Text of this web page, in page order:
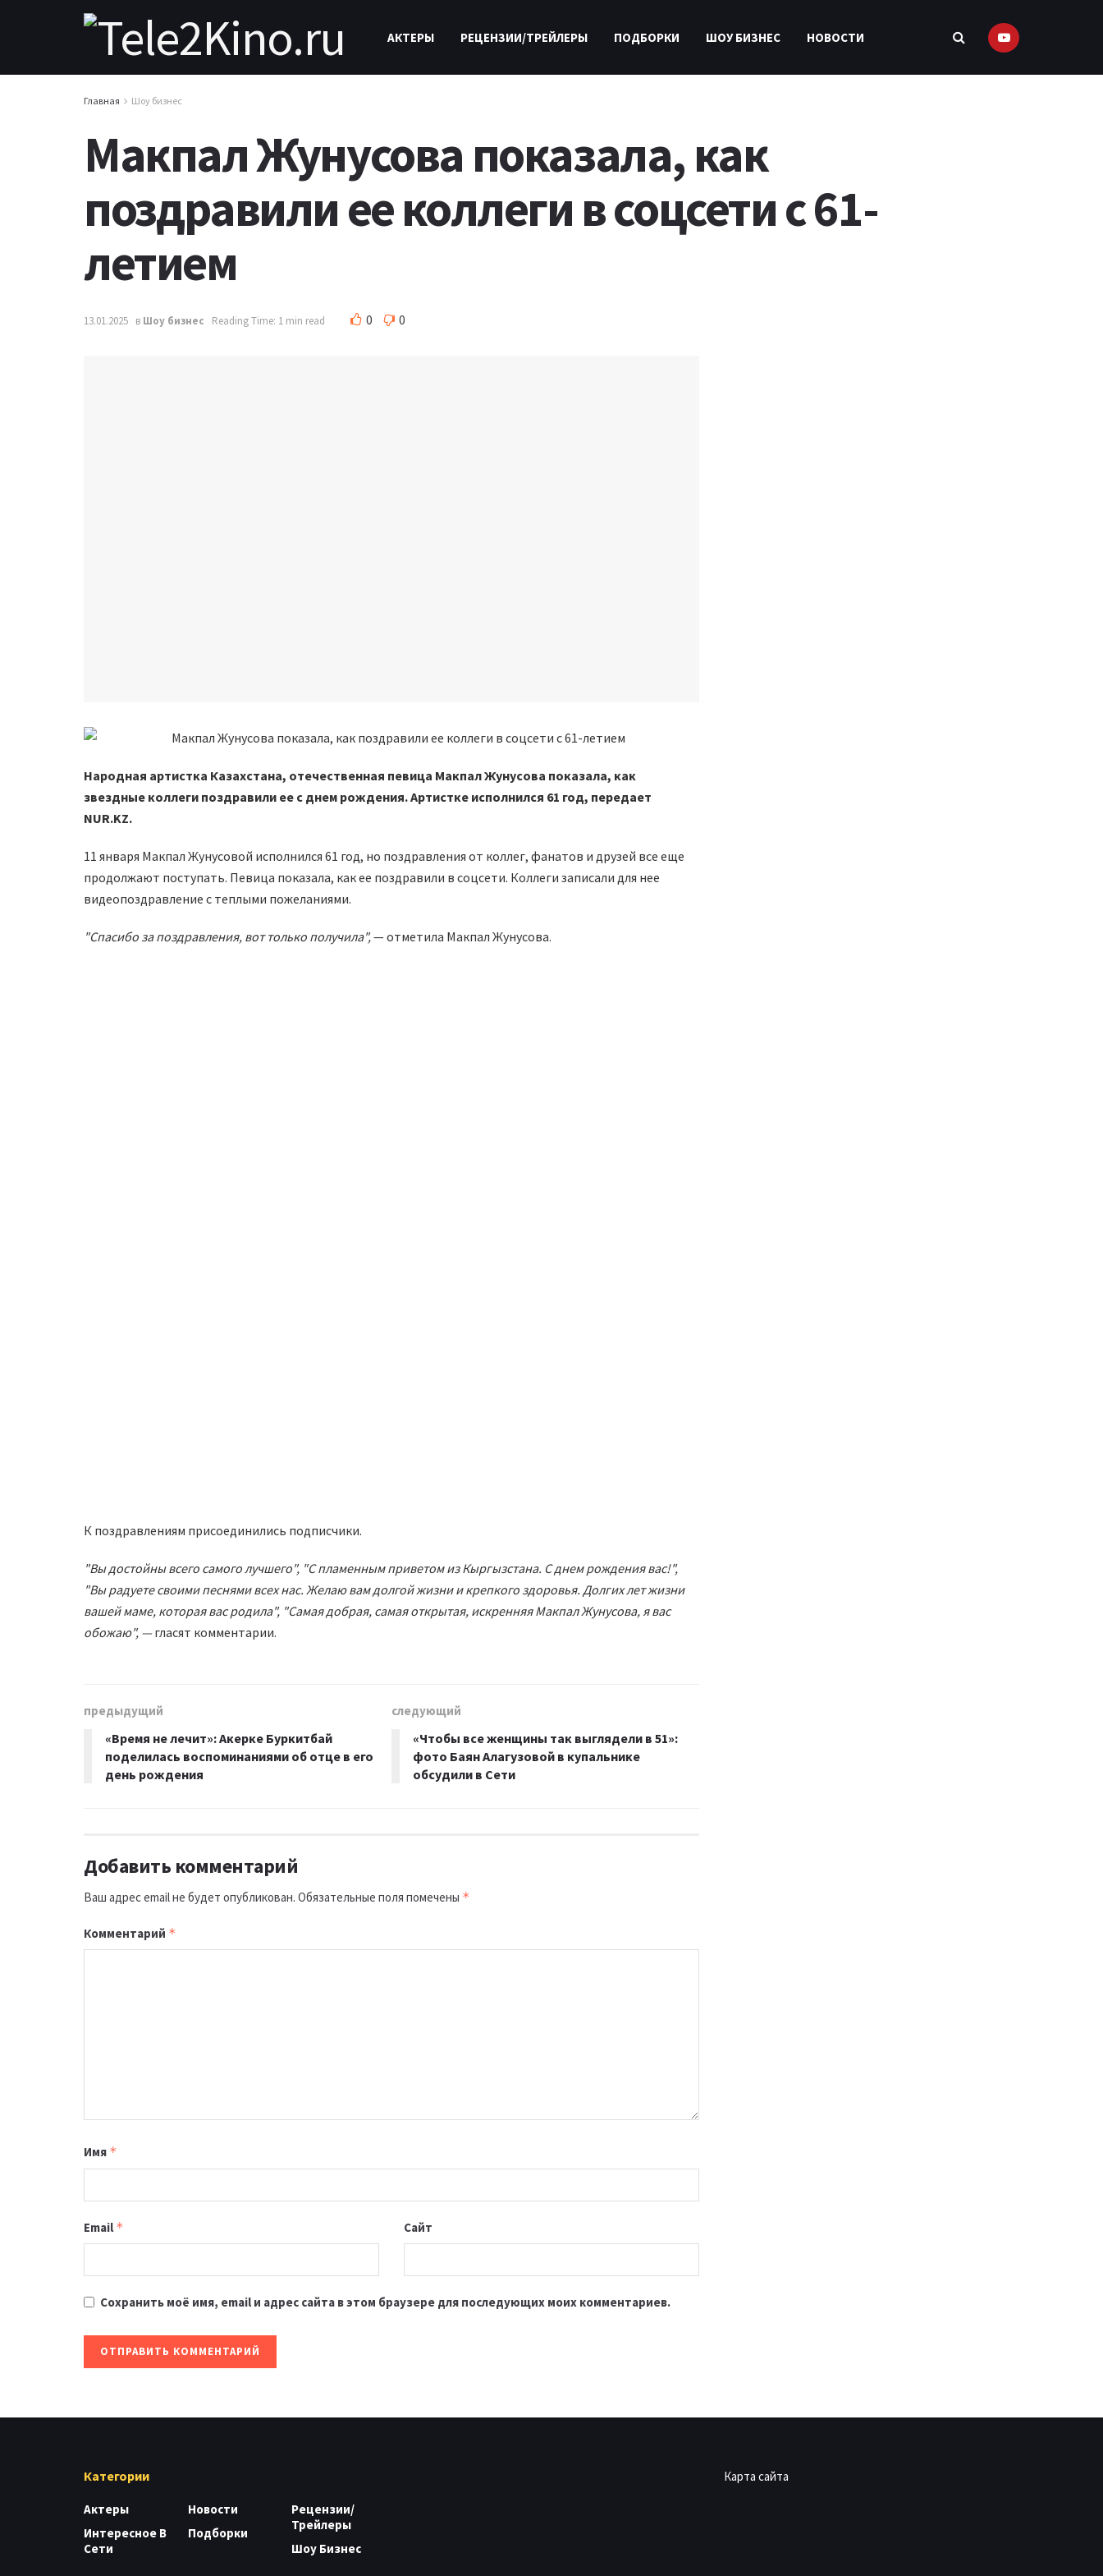
АКТЕРЫ РЕЦЕНЗИИ/ТРЕЙЛЕРЫ ПОДБОРКИ ШОУ БИЗНЕС НОВОСТИ
Главная Шоу бизнес
Макпал Жунусова показала, как
поздравили ее коллеги в соцсети с 61-
летием
13.01.2025 в Шоу бизнес Reading Time: 1 min read 0 0
Народная артистка Казахстана, отечественная певица Макпал Жунусова показала, как
звездные коллеги поздравили ее с днем рождения. Артистке исполнился 61 год, передает
NUR.KZ.
11 января Макпал Жунусовой исполнился 61 год, но поздравления от коллег, фанатов и друзей все еще
продолжают поступать. Певица показала, как ее поздравили в соцсети. Коллеги записали для нее
видеопоздравление с теплыми пожеланиями.
"Спасибо за поздравления, вот только получила",— отметила Макпал Жунусова.
К поздравлениям присоединились подписчики.
"Вы достойны всего самого лучшего", "С пламенным приветом из Кыргызстана. С днем рождения вас!",
"Вы радуете своими песнями всех нас. Желаю вам долгой жизни и крепкого здоровья. Долгих лет жизни
вашей маме, которая вас родила", "Самая добрая, самая открытая, искренняя Макпал Жунусова, я вас
обожаю", — гласят комментарии.
предыдущий
«Время не лечит»: Акерке Буркитбай
поделилась воспоминаниями об отце в его
день рождения
следующий
«Чтобы все женщины так выглядели в 51»:
фото Баян Алагузовой в купальнике
обсудили в Сети
Добавить комментарий
Ваш адрес email не будет опубликован. Обязательные поля помечены *
Комментарий *
Имя *
Email * Сайт
Сохранить моё имя, email и адрес сайта в этом браузере для последующих моих комментариев.
Категории
Актеры
Интересное В
Сети
Новости
Подборки
Рецензии/
Трейлеры
Шоу Бизнес
Карта сайта